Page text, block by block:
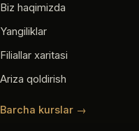
Biz haqimizda
Yangiliklar
Filiallar xaritasi
Ariza qoldirish
Barcha kurslar →